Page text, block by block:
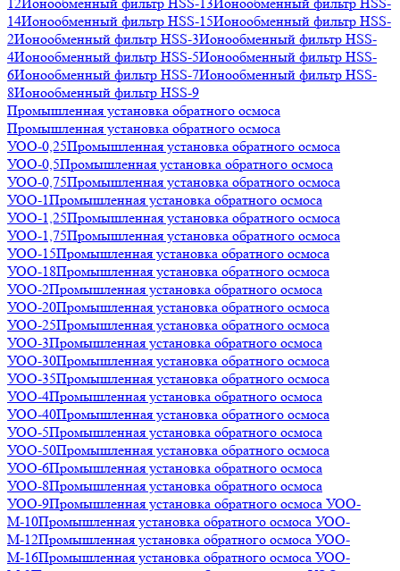
14Ионообменный фильтр HSS-15Ионообменный фильтр HSS-
2Ионообменный фильтр HSS-3Ионообменный фильтр HSS-
4Ионообменный фильтр HSS-5Ионообменный фильтр HSS-
6Ионообменный фильтр HSS-7Ионообменный фильтр HSS-
8Ионообменный фильтр HSS-9
Промышленная установка обратного осмоса
Промышленная установка обратного осмоса
УОО-0,25Промышленная установка обратного осмоса
УОО-0,5Промышленная установка обратного осмоса
УОО-0,75Промышленная установка обратного осмоса
УОО-1Промышленная установка обратного осмоса
УОО-1,25Промышленная установка обратного осмоса
УОО-1,75Промышленная установка обратного осмоса
УОО-15Промышленная установка обратного осмоса
УОО-18Промышленная установка обратного осмоса
УОО-2Промышленная установка обратного осмоса
УОО-20Промышленная установка обратного осмоса
УОО-25Промышленная установка обратного осмоса
УОО-3Промышленная установка обратного осмоса
УОО-30Промышленная установка обратного осмоса
УОО-35Промышленная установка обратного осмоса
УОО-4Промышленная установка обратного осмоса
УОО-40Промышленная установка обратного осмоса
УОО-5Промышленная установка обратного осмоса
УОО-50Промышленная установка обратного осмоса
УОО-6Промышленная установка обратного осмоса
УОО-8Промышленная установка обратного осмоса
УОО-9Промышленная установка обратного осмоса УОО-
М-10Промышленная установка обратного осмоса УОО-
М-12Промышленная установка обратного осмоса УОО-
М-16Промышленная установка обратного осмоса УОО-